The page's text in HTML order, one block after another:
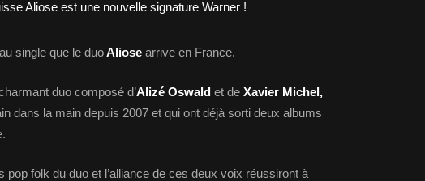
single que le duoAliose arrive en France.
duo composé d’Alizé Oswald et de Xavier Michel,
dans la main depuis 2007 et qui ont déjà sorti deux albums
pop folk du duo et l’alliance de ces deux voix réussiront à